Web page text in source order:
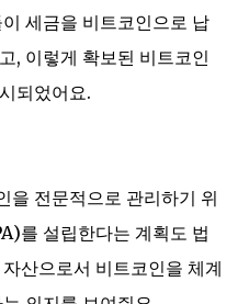
세금을 비트코인으로 납
, 이렇게 확보된 비트코인
되었어요.
을 전문적으로 관리하기 위
를 설립한다는 계획도 법
산으로서 비트코인을 체계